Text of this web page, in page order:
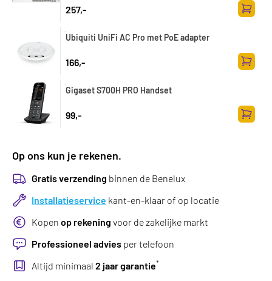
257,-
Ubiquiti UniFi AC Pro met PoE adapter
166,-
Gigaset S700H PRO Handset
99,-
Op ons kun je rekenen.
Gratis verzending binnen de Benelux
Installatieservice kant-en-klaar of op locatie
Kopen op rekening voor de zakelijke markt
Professioneel advies per telefoon
Altijd minimaal 2 jaar garantie*